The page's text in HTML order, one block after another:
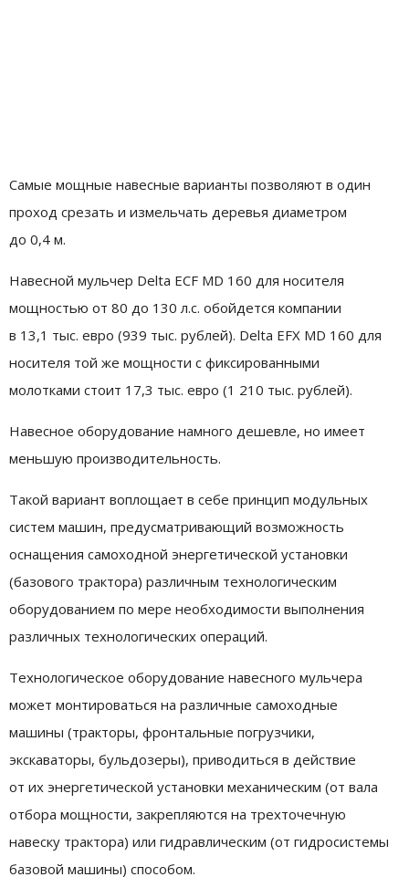
Самые мощные навесные варианты позволяют в один
проход срезать и измельчать деревья диаметром
до 0,4 м.
Навесной мульчер Delta ECF MD 160 для носителя
мощностью от 80 до 130 л.с. обойдется компании
в 13,1 тыс. евро (939 тыс. рублей). Delta EFX MD 160 для
носителя той же мощности с фиксированными
молотками стоит 17,3 тыс. евро (1 210 тыс. рублей).
Навесное оборудование намного дешевле, но имеет
меньшую производительность.
Такой вариант воплощает в себе принцип модульных
систем машин, предусматривающий возможность
оснащения самоходной энергетической установки
(базового трактора) различным технологическим
оборудованием по мере необходимости выполнения
различных технологических операций.
Технологическое оборудование навесного мульчера
может монтироваться на различные самоходные
машины (тракторы, фронтальные погрузчики,
экскаваторы, бульдозеры), приводиться в действие
от их энергетической установки механическим (от вала
отбора мощности, закрепляются на трехточечную
навеску трактора) или гидравлическим (от гидросистемы
базовой машины) способом.